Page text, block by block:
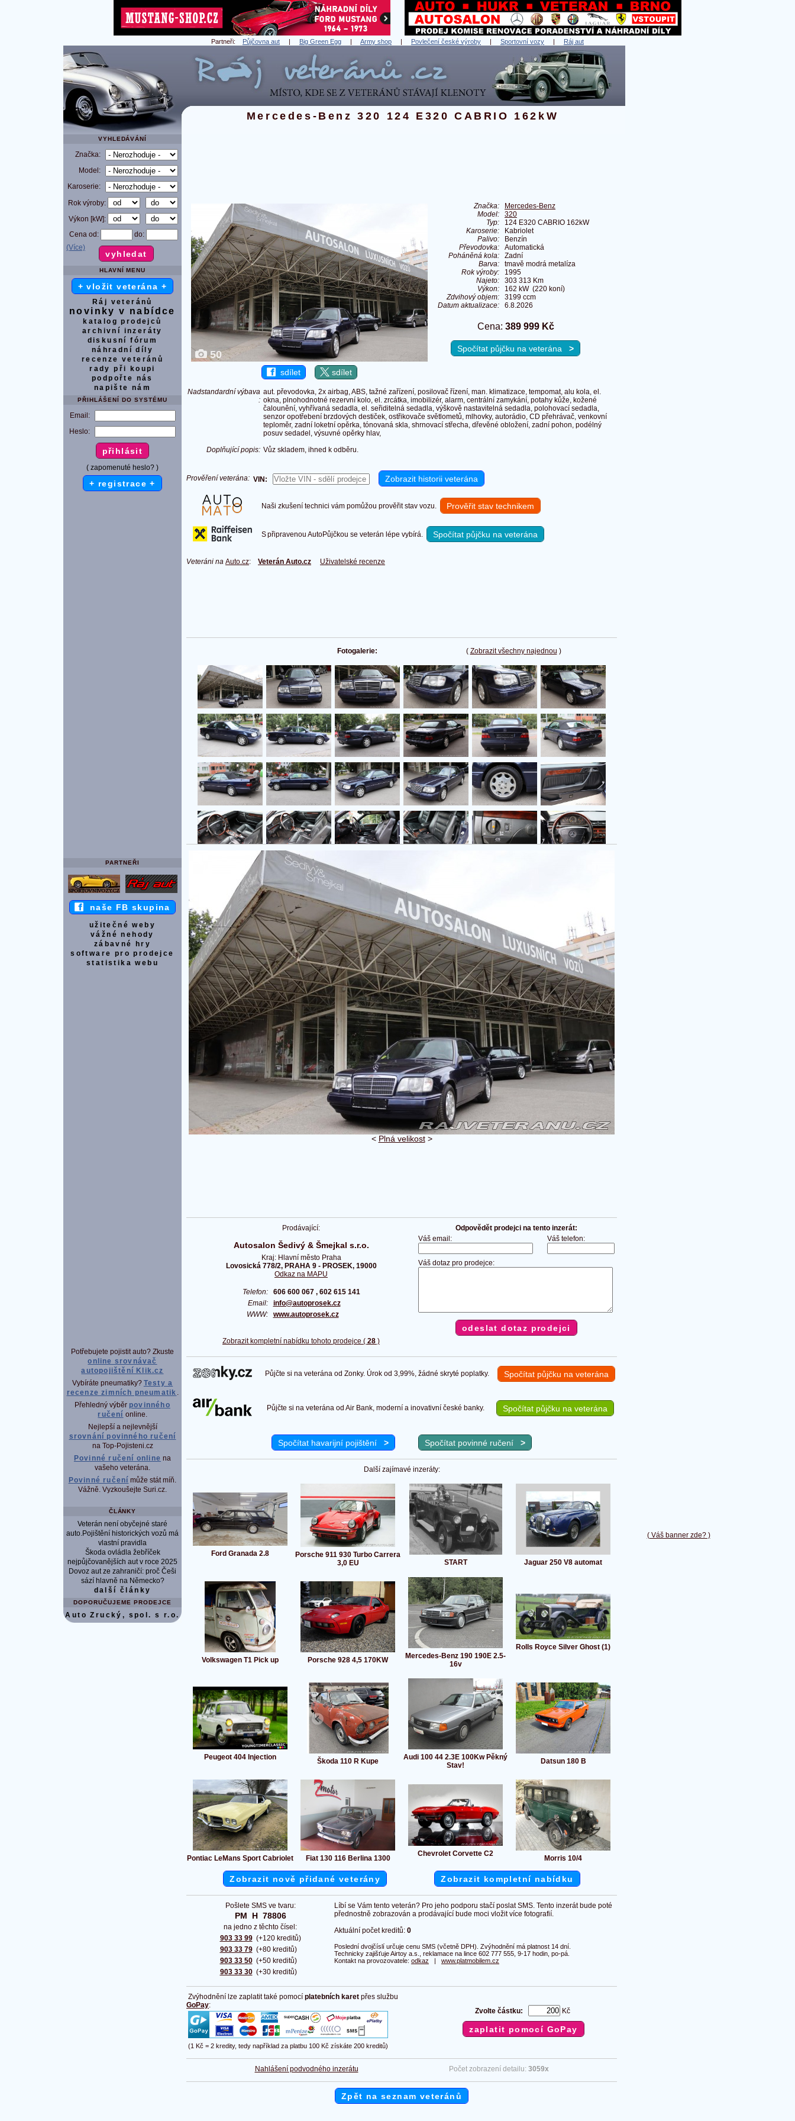
Partneři: Půjčovna aut | Big Green Egg | Army shop | Povlečení české výroby | Sportovní vozy | Ráj aut
( Váš banner zde? )
Mercedes-Benz 320 124 E320 CABRIO 162kW
VYHLEDÁVÁNÍ
Značka:
Model:
Karoserie:
Rok výroby:
Výkon [kW]:
Cena od:
do:
(Více)
HLAVNÍ MENU
+ vložit veterána +
Ráj veteránů
novinky v nabídce
katalog prodejců
archivní inzeráty
diskusní fórum
náhradní díly
recenze veteránů
rady při koupi
podpořte nás
napište nám
PŘIHLÁŠENÍ DO SYSTÉMU
Email:
Heslo:
( zapomenuté heslo? )
+ registrace +
PARTNEŘI
naše FB skupina
užitečné weby
vážné nehody
zábavné hry
software pro prodejce
statistika webu
Potřebujete pojistit auto? Zkuste
online srovnávač
autopojištění Klik.cz
Vybíráte pneumatiky? Testy a
recenze zimních pneumatik .
Přehledný výběr povinného
ručení online.
Nejlepší a nejlevnější
srovnání povinného ručení
na Top-Pojisteni.cz
Povinné ručení online na
vašeho veterána.
Povinné ručení může stát míň.
Vážně. Vyzkoušejte Suri.cz.
ČLÁNKY
Veterán není obyčejné staré
auto.Pojištění historických vozů má
vlastní pravidla
Škoda ovládla žebříček
nejpůjčovanějších aut v roce 2025
Dovoz aut ze zahraničí: proč Češi
sází hlavně na Německo?
další články
DOPORUČUJEME PRODEJCE
Auto Zrucký, spol. s r.o.
50
sdílet sdílet
Značka:
Mercedes-Benz
Model:
320
Typ:
124 E320 CABRIO 162kW
Karoserie:
Kabriolet
Palivo:
Benzín
Převodovka:
Automatická
Poháněná kola:
Zadní
Barva:
tmavě modrá metalíza
Rok výroby:
1995
Najeto:
303 313 Km
Výkon:
162 kW (220 koní)
Zdvihový objem:
3199 ccm
Datum aktualizace:
6.8.2026
Cena: 389 999 Kč
Spočítat půjčku na veterána >
Nadstandardní výbava
:
aut. převodovka, 2x airbag, ABS, tažné zařízení, posilovač řízení, man. klimatizace, tempomat, alu kola, el.
okna, plnohodnotné rezervní kolo, el. zrcátka, imobilizér, alarm, centrální zamykání, potahy kůže, kožené
čalounění, vyhřívaná sedadla, el. seřiditelná sedadla, výškově nastavitelná sedadla, polohovací sedadla,
senzor opotřebení brzdových destiček, ostřikovače světlometů, mlhovky, autorádio, CD přehrávač, venkovní
teploměr, zadní loketní opěrka, tónovaná skla, shrnovací střecha, dřevěné obložení, zadní pohon, podélný
posuv sedadel, výsuvné opěrky hlav,
Doplňující popis: Vůz skladem, ihned k odběru.
Prověření veterána: VIN:
Naši zkušení technici vám pomůžou prověřit stav vozu. Prověřit stav technikem
S připravenou AutoPůjčkou se veterán lépe vybírá. Spočítat půjčku na veterána
Veteráni na Auto.cz: Veterán Auto.cz Uživatelské recenze
( Zobrazit všechny najednou )
Fotogalerie:
< Plná velikost>
Prodávající:
Autosalon Šedivý & Šmejkal s.r.o.
Kraj: Hlavní město Praha
Lovosická 778/2, PRAHA 9 - PROSEK, 19000
Odkaz na MAPU
Telefon: 606 600 067 , 602 615 141
Email: info@autoprosek.cz
WWW: www.autoprosek.cz
Zobrazit kompletní nabídku tohoto prodejce ( 28 )
Odpovědět prodejci na tento inzerát:
Váš email:
Váš telefon:
Váš dotaz pro prodejce:
Půjčte si na veterána od Zonky. Úrok od 3,99%, žádné skryté poplatky. Spočítat půjčku na veterána
Půjčte si na veterána od Air Bank, moderní a inovativní české banky. Spočítat půjčku na veterána
Spočítat havarijní pojištění > Spočítat povinné ručení >
Další zajímavé inzeráty:
Ford Granada 2.8
Porsche 911 930 Turbo Carrera
3,0 EU
START Jaguar 250 V8 automat
Volkswagen T1 Pick up Porsche 928 4,5 170KW
Mercedes-Benz 190 190E 2.5-
16v
Rolls Royce Silver Ghost (1)
Peugeot 404 Injection Škoda 110 R Kupe
Audi 100 44 2.3E 100Kw Pěkný
Stav!
Datsun 180 B
Pontiac LeMans Sport Cabriolet Fiat 130 116 Berlina 1300
Chevrolet Corvette C2
Morris 10/4
Zobrazit nově přidané veterány Zobrazit kompletní nabídku
Pošlete SMS ve tvaru:
PM  H  78806
na jedno z těchto čísel:
903 33 99
903 33 79
903 33 50
903 33 30
(+120 kreditů)
(+80 kreditů)
(+50 kreditů)
(+30 kreditů)
Líbí se Vám tento veterán? Pro jeho podporu stačí poslat SMS. Tento inzerát bude poté
přednostně zobrazován a prodávající bude moci vložit více fotografií.
Aktuální počet kreditů: 0
Poslední dvojčíslí určuje cenu SMS (včetně DPH). Zvýhodnění má platnost 14 dní.
Technicky zajišťuje Airtoy a.s., reklamace na lince 602 777 555, 9-17 hodin, po-pá.
Kontakt na provozovatele: odkaz | www.platmobilem.cz
Zvýhodnění lze zaplatit také pomocí platebních karet přes službu
GoPay:
(1 Kč = 2 kredity, tedy například za platbu 100 Kč získáte 200 kreditů)
Zvolte částku: Kč
Nahlášení podvodného inzerátu Počet zobrazení detailu: 3059x
Zpět na seznam veteránů